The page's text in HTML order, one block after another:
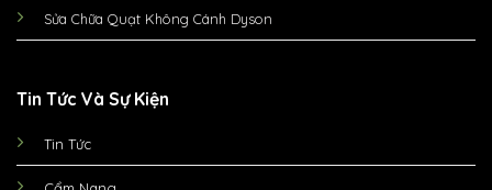
Sửa Chữa Quạt Không Cánh Dyson
Tin Tức Và Sự Kiện
Tin Tức